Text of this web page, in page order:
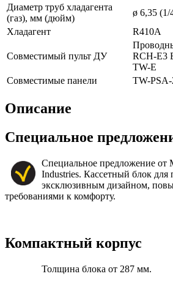
Диаметр труб хладагента
(газ), мм (дюйм)
ø 6,35 (1/
Хладагент
R410A
Совместимый пульт ДУ
RCH-E3
TW-E
Совместимые панели
TW-
Описание
Специальное
Специальное предложение от
Industries. Кассетный блок
эксклюзивным дизайном,
требованиями к комфорту.
Компактный корпус
Толщина блока от 287 мм.